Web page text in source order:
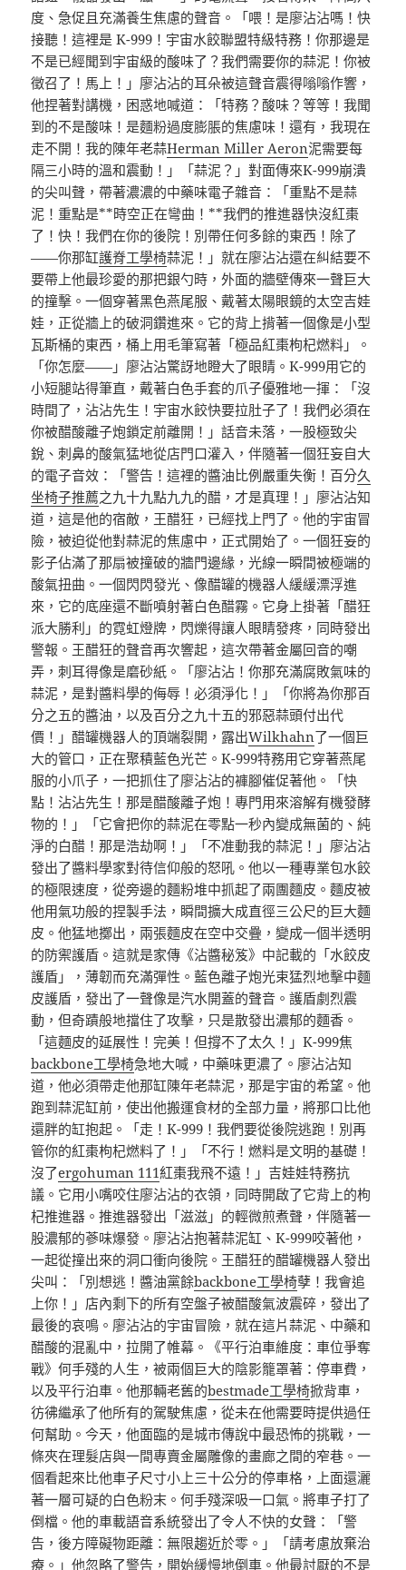
度、急促且充滿養生焦慮的聲音。「喂！是廖沾沾嗎！快
接聽！這裡是 K-999！宇宙水餃聯盟特級特務！你那邊是
不是已經聞到宇宙級的酸味了？我們需要你的蒜泥！你被
徵召了！馬上！」廖沾沾的耳朵被這聲音震得嗡嗡作響，
他捏著對講機，困惑地喊道：「特務？酸味？等等！我聞
到的不是酸味！是麵粉過度膨脹的焦慮味！還有，我現在
走不開！我的陳年老蒜Herman Miller Aeron泥需要每
隔三小時的溫和震動！」「蒜泥？」對面傳來K-999崩潰
的尖叫聲，帶著濃濃的中藥味電子雜音：「重點不是蒜
泥！重點是**時空正在彎曲！**我們的推進器快沒紅棗
了！快！我們在你的後院！別帶任何多餘的東西！除了
——你那缸護脊工學椅蒜泥！」就在廖沾沾還在糾結要不
要帶上他最珍愛的那把銀勺時，外面的牆壁傳來一聲巨大
的撞擊。一個穿著黑色燕尾服、戴著太陽眼鏡的太空吉娃
娃，正從牆上的破洞鑽進來。它的背上揹著一個像是小型
瓦斯桶的東西，桶上用毛筆寫著「極品紅棗枸杞燃料」。
「你怎麼——」廖沾沾驚訝地瞪大了眼睛。K-999用它的
小短腿站得筆直，戴著白色手套的爪子優雅地一揮：「沒
時間了，沾沾先生！宇宙水餃快要拉肚子了！我們必須在
你被醋酸離子炮鎖定前離開！」話音未落，一股極致尖
銳、刺鼻的酸氣猛地從店門口灌入，伴隨著一個狂妄自大
的電子音效：「警告！這裡的醬油比例嚴重失衡！百分久
坐椅子推薦之九十九點九九的醋，才是真理！」廖沾沾知
道，這是他的宿敵，王醋狂，已經找上門了。他的宇宙冒
險，被迫從他對蒜泥的焦慮中，正式開始了。一個狂妄的
影子佔滿了那扇被撞破的牆門邊緣，光線一瞬間被極端的
酸氣扭曲。一個閃閃發光、像醋罐的機器人緩緩漂浮進
來，它的底座還不斷噴射著白色醋霧。它身上掛著「醋狂
派大勝利」的霓虹燈牌，閃爍得讓人眼睛發疼，同時發出
警報。王醋狂的聲音再次響起，這次帶著金屬回音的嘲
弄，刺耳得像是磨砂紙。「廖沾沾！你那充滿腐敗氣味的
蒜泥，是對醬料學的侮辱！必須淨化！」「你將為你那百
分之五的醬油，以及百分之九十五的邪惡蒜頭付出代
價！」醋罐機器人的頂端裂開，露出Wilkhahn了一個巨
大的管口，正在聚積藍色光芒。K-999特務用它穿著燕尾
服的小爪子，一把抓住了廖沾沾的褲腳催促著他。「快
點！沾沾先生！那是醋酸離子炮！專門用來溶解有機發酵
物的！」「它會把你的蒜泥在零點一秒內變成無菌的、純
淨的白醋！那是浩劫啊！」「不准動我的蒜泥！」廖沾沾
發出了醬料學家對待信仰般的怒吼。他以一種專業包水餃
的極限速度，從旁邊的麵粉堆中抓起了兩團麵皮。麵皮被
他用氣功般的捏製手法，瞬間擴大成直徑三公尺的巨大麵
皮。他猛地擲出，兩張麵皮在空中交疊，變成一個半透明
的防禦護盾。這就是家傳《沾醬秘笈》中記載的「水餃皮
護盾」，薄韌而充滿彈性。藍色離子炮光束猛烈地擊中麵
皮護盾，發出了一聲像是汽水開蓋的聲音。護盾劇烈震
動，但奇蹟般地擋住了攻擊，只是散發出濃郁的麵香。
「這麵皮的延展性！完美！但撐不了太久！」K-999焦
backbone工學椅急地大喊，中藥味更濃了。廖沾沾知
道，他必須帶走他那缸陳年老蒜泥，那是宇宙的希望。他
跑到蒜泥缸前，使出他搬運食材的全部力量，將那口比他
還胖的缸抱起。「走！K-999！我們要從後院逃跑！別再
管你的紅棗枸杞燃料了！」「不行！燃料是文明的基礎！
沒了ergohuman 111紅棗我飛不遠！」吉娃娃特務抗
議。它用小嘴咬住廖沾沾的衣領，同時開啟了它背上的枸
杞推進器。推進器發出「滋滋」的輕微煎煮聲，伴隨著一
股濃郁的蔘味爆發。廖沾沾抱著蒜泥缸、K-999咬著他，
一起從撞出來的洞口衝向後院。王醋狂的醋罐機器人發出
尖叫：「別想逃！醬油黨餘backbone工學椅孽！我會追
上你！」店內剩下的所有空盤子被醋酸氣波震碎，發出了
最後的哀鳴。廖沾沾的宇宙冒險，就在這片蒜泥、中藥和
醋酸的混亂中，拉開了帷幕。《平行泊車維度：車位爭奪
戰》何手殘的人生，被兩個巨大的陰影籠罩著：停車費，
以及平行泊車。他那輛老舊的bestmade工學椅掀背車，
彷彿繼承了他所有的駕駛焦慮，從未在他需要時提供過任
何幫助。今天，他面臨的是城市傳說中最恐怖的挑戰，一
條夾在理髮店與一間專賣金屬雕像的畫廊之間的窄巷。一
個看起來比他車子尺寸小上三十公分的停車格，上面還灑
著一層可疑的白色粉末。何手殘深吸一口氣。將車子打了
倒檔。他的車載語音系統發出了令人不快的女聲：「警
告，後方障礙物距離：無限趨近於零。」「請考慮放棄治
療。」他忽略了警告，開始緩慢地倒車。他最討厭的不是